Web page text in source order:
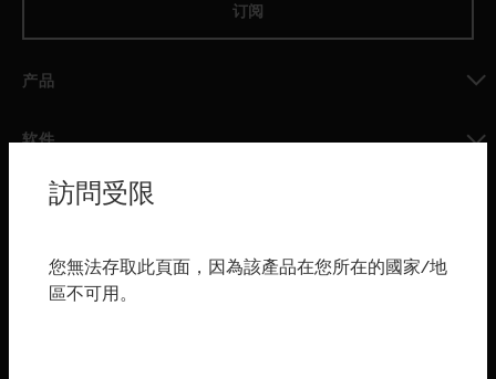
订阅
产品
软件
toggle view
服务
行业
toggle view
訪問受限
您無法存取此頁面，因為該產品在您所在的國家/地
區不可用。